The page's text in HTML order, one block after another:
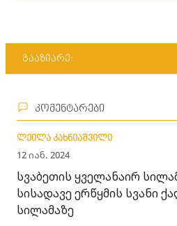
გააზიარე:
კომენტარები
ლეილა კახნიაშვილი
12 იან. 2024
სვაბეთის ყველანაირ
სისადავე ერწყმის სვანი
სილამაზე